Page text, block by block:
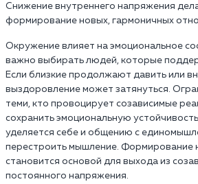
Снижение внутреннего напряжения
формирование новых, гармоничных
Окружение влияет на эмоциональное
важно выбирать людей, которые
Если близкие продолжают давить или
выздоровление может затянуться.
теми, кто провоцирует созависимые
сохранить эмоциональную
уделяется себе и общению с
перестроить мышление. Формирование
становится основой для выхода из
постоянного напряжения.